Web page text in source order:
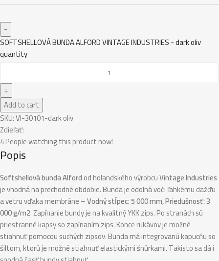
SOFTSHELLOVÁ BUNDA ALFORD VINTAGE INDUSTRIES - dark oliv
quantity
Add to cart
SKU:VI-30101-dark oliv
Zdieľať:
4People watching this product now!
Popis
Softshellová bunda Alfordod holandského výrobcuVintage Industries
je vhodná na prechodné obdobie. Bunda je odolná voči ľahkému dažďu
a vetru vďaka membráne –Vodný stĺpec: 5 000 mm, Priedušnosť: 3
000 g/m2. Zapínanie bundy je na kvalitný YKK zips. Po stranách sú
priestranné kapsy so zapínaním zips. Konce rukávov je možné
stiahnuť pomocou suchých zipsov. Bunda má integrovanú kapucňu so
šiltom, ktorú je možné stiahnuť elastickými šnúrkami. Takisto sa dá i